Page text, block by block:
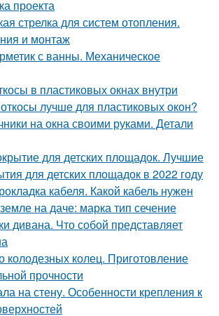
проекта
стрелка для систем отопления.
и монтаж
с ванны. Механическое
в пластиковых окнах внутри
лучше для пластиковых окон?
на окна своими руками. Детали
для детских площадок. Лучшие
для детских площадок в 2022 году
кабеля. Какой кабель нужен
на даче: марка тип сечение
дивана. Что собой представляет
колодезных колец. Приготовление
прочности
на стену. Особенности крепления к